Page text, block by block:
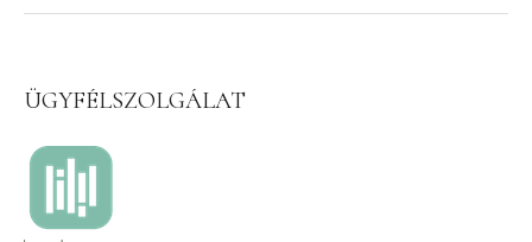
ÜGYFÉLSZOLGÁLAT